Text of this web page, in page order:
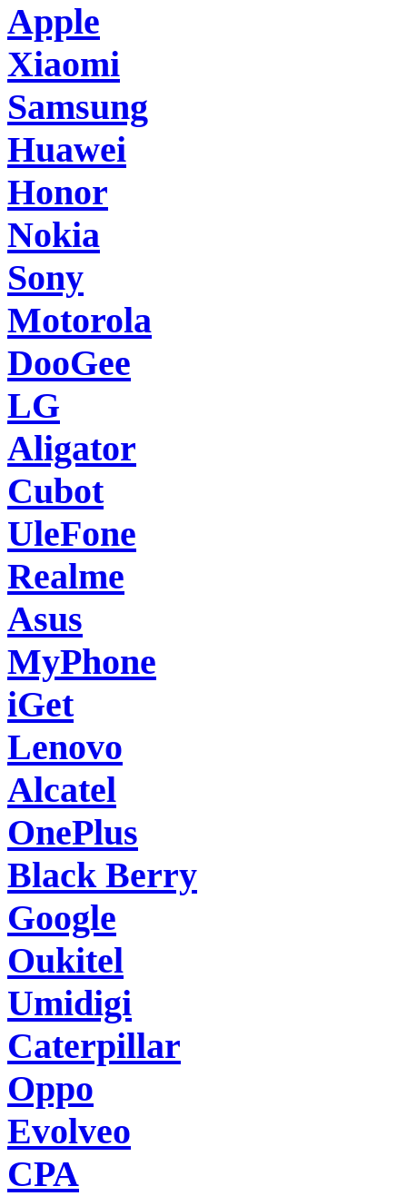
Apple
Xiaomi
Samsung
Huawei
Honor
Nokia
Sony
Motorola
DooGee
LG
Aligator
Cubot
UleFone
Realme
Asus
MyPhone
iGet
Lenovo
Alcatel
OnePlus
Black Berry
Google
Oukitel
Umidigi
Caterpillar
Oppo
Evolveo
CPA